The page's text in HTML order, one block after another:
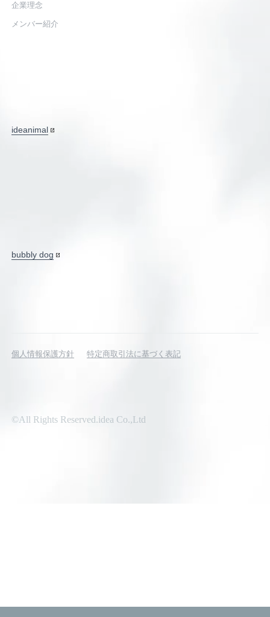
企業理念
メンバー紹介
ideanimal
bubbly dog
個人情報保護方針 特定商取引法に基づく表記
©All Rights Reserved.idea Co.,Ltd